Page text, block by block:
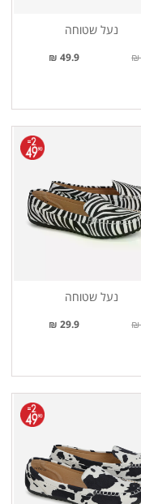
נעל שטוחה
49.9 ₪
נעל שטוחה
29.9 ₪